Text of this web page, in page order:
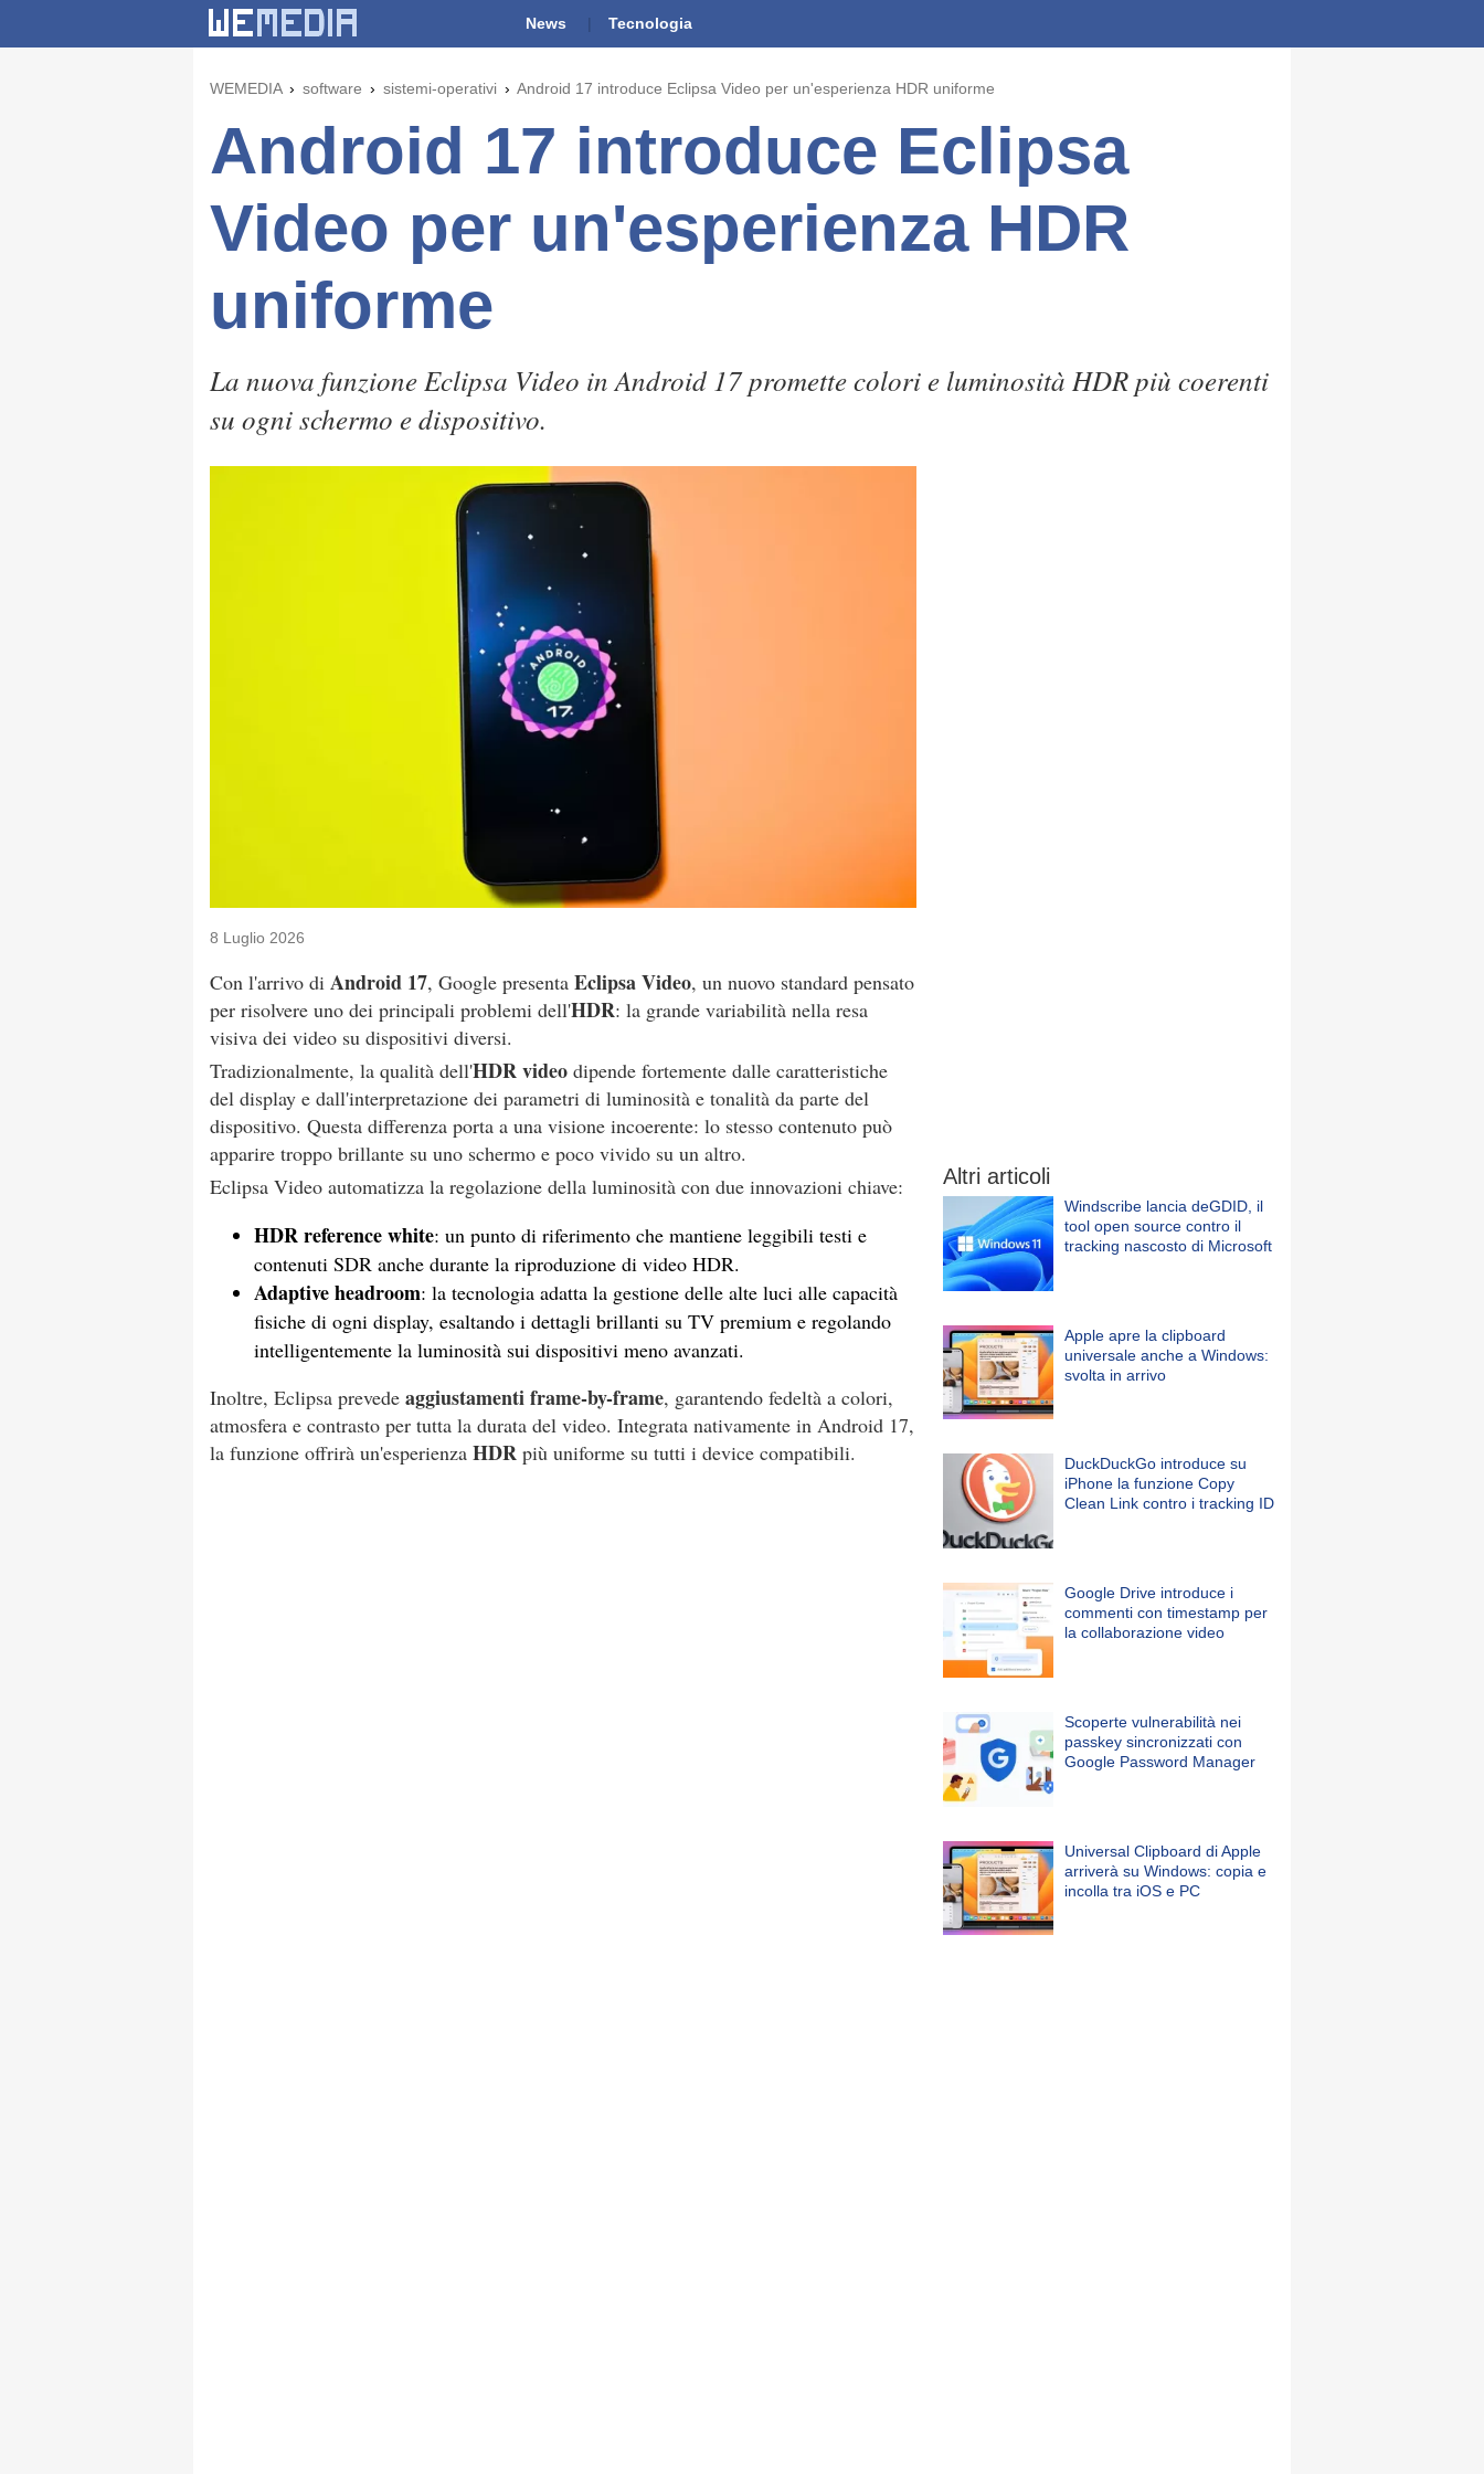
News Tecnologia
WEMEDIA software sistemi-operativi Android 17 introduce Eclipsa Video per un'esperienza HDR uniforme
Android 17 introduce Eclipsa
Video per un'esperienza HDR
uniforme
La nuova funzione Eclipsa Video in Android 17 promette colori e luminosità HDR più coerenti
su ogni schermo e dispositivo.
8 Luglio 2026
Con l'arrivo di Android 17, Google presenta Eclipsa Video, un nuovo standard pensato
per risolvere uno dei principali problemi dell'HDR: la grande variabilità nella resa
visiva dei video su dispositivi diversi.
Tradizionalmente, la qualità dell'HDR video dipende fortemente dalle caratteristiche
del display e dall'interpretazione dei parametri di luminosità e tonalità da parte del
dispositivo. Questa differenza porta a una visione incoerente: lo stesso contenuto può
apparire troppo brillante su uno schermo e poco vivido su un altro.
Eclipsa Video automatizza la regolazione della luminosità con due innovazioni chiave:
HDR reference white: un punto di riferimento che mantiene leggibili testi e
contenuti SDR anche durante la riproduzione di video HDR.
Adaptive headroom: la tecnologia adatta la gestione delle alte luci alle capacità
fisiche di ogni display, esaltando i dettagli brillanti su TV premium e regolando
intelligentemente la luminosità sui dispositivi meno avanzati.
Inoltre, Eclipsa prevede aggiustamenti frame-by-frame, garantendo fedeltà a colori,
atmosfera e contrasto per tutta la durata del video. Integrata nativamente in Android 17,
la funzione offrirà un'esperienza HDR più uniforme su tutti i device compatibili.
Altri articoli
Windscribe lancia deGDID, il
tool open source contro il
tracking nascosto di Microsoft
Apple apre la clipboard
universale anche a Windows:
svolta in arrivo
DuckDuckGo introduce su
iPhone la funzione Copy
Clean Link contro i tracking ID
Google Drive introduce i
commenti con timestamp per
la collaborazione video
Scoperte vulnerabilità nei
passkey sincronizzati con
Google Password Manager
Universal Clipboard di Apple
arriverà su Windows: copia e
incolla tra iOS e PC